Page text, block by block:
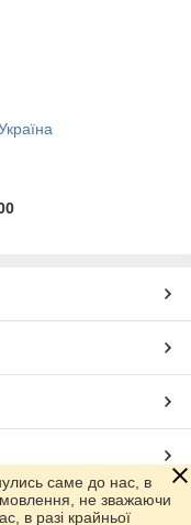
саме до нас, в
не зважаючи
в разі крайньої